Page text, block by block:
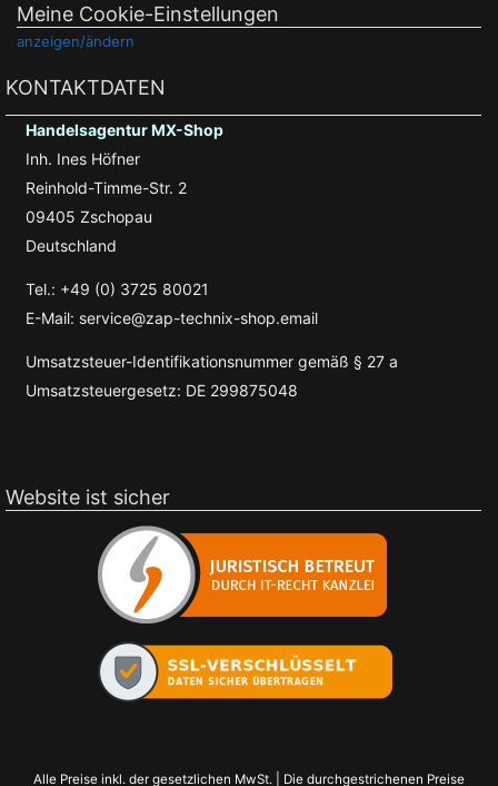
Meine Cookie-Einstellungen
anzeigen/ändern
KONTAKTDATEN
Handelsagentur MX-Shop
Inh. Ines Höfner
Reinhold-Timme-Str. 2
09405 Zschopau
Deutschland
Tel.: +49 (0) 3725 80021
E-Mail: service@zap-technix-shop.email
Umsatzsteuer-Identifikationsnummer gemäß § 27 a
Umsatzsteuergesetz: DE 299875048
Website ist sicher
Alle Preise inkl. der gesetzlichen MwSt. | Die durchgestrichenen Preise